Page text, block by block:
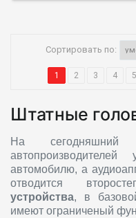
Сортировать по:
1 2 3 4 5
Штатные
На
автомобилю, а
отводится
устройства, в
имеют ограниченый